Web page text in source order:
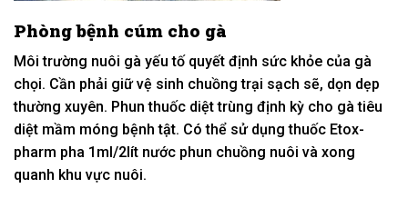
Phòng bệnh cúm cho gà
Môi trường nuôi gà yếu tố quyết định sức khỏe của gà
chọi. Cần phải giữ vệ sinh chuồng trại sạch sẽ, dọn dẹp
thường xuyên. Phun thuốc diệt trùng định kỳ cho gà tiêu
diệt mầm móng bệnh tật. Có thể sử dụng thuốc Etox-
pharm pha 1ml/2lít nước phun chuồng nuôi và xong
quanh khu vực nuôi.